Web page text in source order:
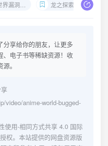
出喵萌奶茶屋 龙之探索者真相揭秘
分享给你的朋友，让更多
、电子书等稀缺资源！收
。
video/anime-world-bugged-
使用-相同方式共享 4.0 国际
权。本站提供的网盘资源版